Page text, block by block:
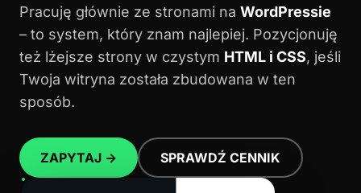
Pracuję głównie ze stronami na WordPressie
– to system, który znam najlepiej. Pozycjonuję
też lżejsze strony w czystym HTML i CSS, jeśli
Twoja witryna została zbudowana w ten
sposób.
ZAPYTAJ → SPRAWDŹ CENNIK